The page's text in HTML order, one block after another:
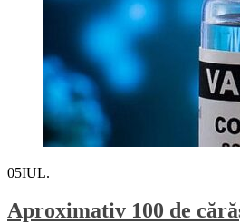
05IUL.
Aproximativ 100 de